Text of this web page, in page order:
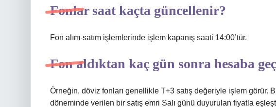
Fonlar saat kaçta güncellenir?
Fon alım-satım işlemlerinde işlem kapanış saati 14:00’tür.
Fon aldıktan kaç gün sonra hesaba
Örneğin, döviz fonları genellikle T+3 satış değeriyle işlem görür.
döneminde verilen bir satış emri Salı günü duyurulan fiyatla